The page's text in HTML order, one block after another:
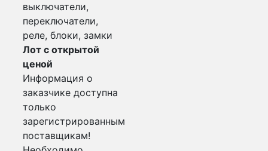
выключатели,
переключатели,
реле, блоки, замки
Лот с открытой
ценой
Информация о
заказчике доступна
только
зарегистрированным
поставщикам!